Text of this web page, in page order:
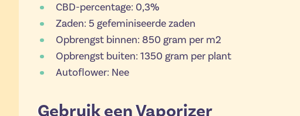
CBD-percentage: 0,3%
Zaden: 5 gefeminiseerde zaden
Opbrengst binnen: 850 gram per m2
Opbrengst buiten: 1350 gram per plant
Autoflower: Nee
Gebruik een Vaporizer